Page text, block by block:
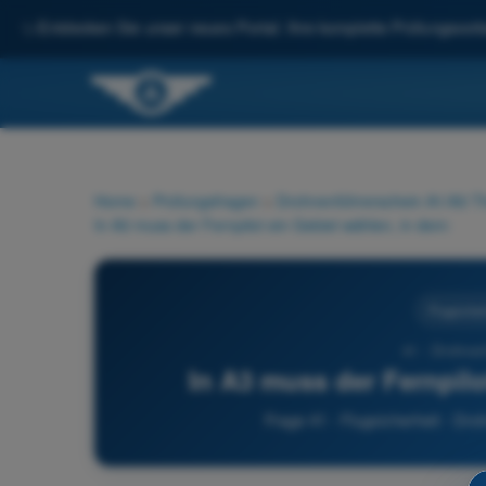
Entdecken Sie unser neues Portal: Ihre komplette
Home Prüfungsfragen Drohnenführerschein A1/A3
In A3 muss der Fernpilot ein Gebiet wählen, in dem:
In A3 muss der
Frage 41 - Flugsicherheit -